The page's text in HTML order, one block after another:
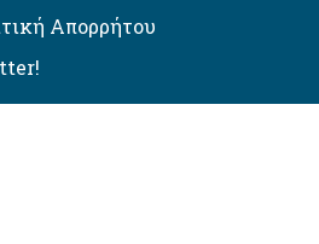
Απορρήτου